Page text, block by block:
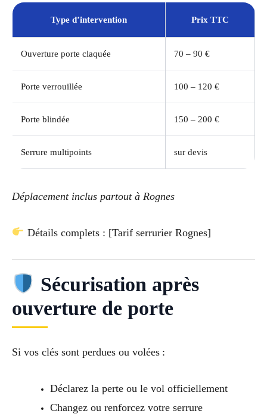
Type d’intervention Prix TTC
Ouverture porte claquée 70 – 90 €
Porte verrouillée 100 – 120 €
Porte blindée 150 – 200 €
Serrure multipoints sur devis
Déplacement inclus partout à Rognes
Détails complets : [Tarif serrurier Rognes]
Sécurisation après
ouverture de porte
Si vos clés sont perdues ou volées :
Déclarez la perte ou le vol officiellement
Changez ou renforcez votre serrure